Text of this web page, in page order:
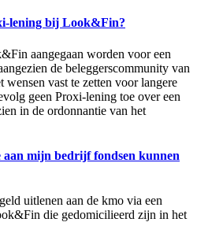
lening bij Look&Fin?
aangegaan worden voor een
de beleggerscommunity van
wensen vast te zetten voor langere
geen Proxi-lening toe over een
in de ordonnantie van het
mijn bedrijf fondsen kunnen
uitlenen aan de kmo via een
die gedomicilieerd zijn in het